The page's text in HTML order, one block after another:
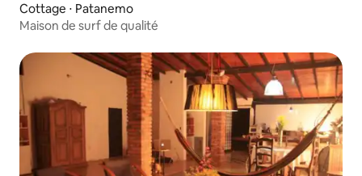
Cottage ⋅ Patanemo
Maison de surf de qualité